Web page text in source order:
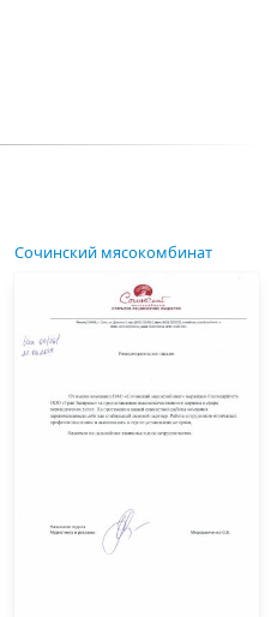
Сочинский мясокомбинат